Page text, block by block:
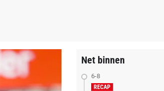
Net binnen
6-8
RECAP